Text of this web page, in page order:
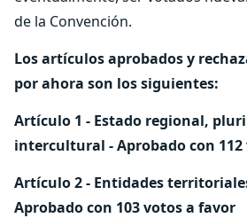
de la Convención.
Los artículos aprobados y
por ahora son los siguientes:
Artículo 1 - Estado regional,
intercultural - Aprobado con
Artículo 2 - Entidades
Aprobado con 103 votos a favor